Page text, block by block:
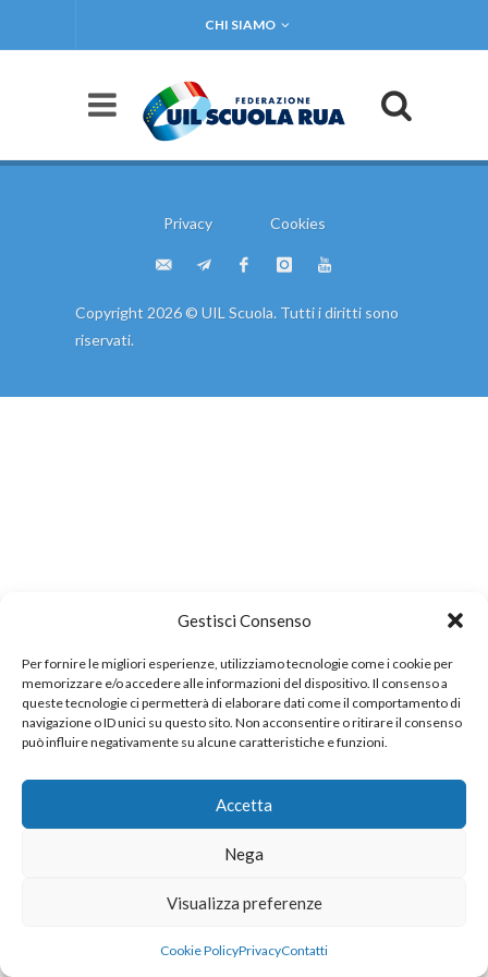
Gestisci Consenso
Per fornire le migliori esperienze, utilizziamo tecnologie come i cookie per
memorizzare e/o accedere alle informazioni del dispositivo. Il consenso a
queste tecnologie ci permetterà di elaborare dati come il comportamento di
navigazione o ID unici su questo sito. Non acconsentire o ritirare il consenso
può influire negativamente su alcune caratteristiche e funzioni.
Accetta
Nega
Visualizza preferenze
Cookie PolicyPrivacyContatti
CHI SIAMO
Privacy Cookies
Copyright 2026 © UIL Scuola. Tutti i diritti sono
riservati.